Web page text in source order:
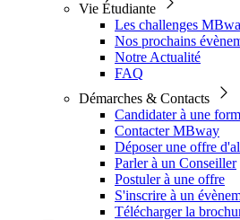
Vie Étudiante
Les challenges
Nos prochains
Notre Actualité
FAQ
Démarches & Contacts
Candidater à une
Contacter MBway
Déposer une offre
Parler à un Conseiller
Postuler à une offre
S'inscrire à un
Télécharger la